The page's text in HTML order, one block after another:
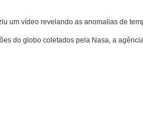
um vídeo revelando as anomalias de
do globo coletados pela Nasa, a